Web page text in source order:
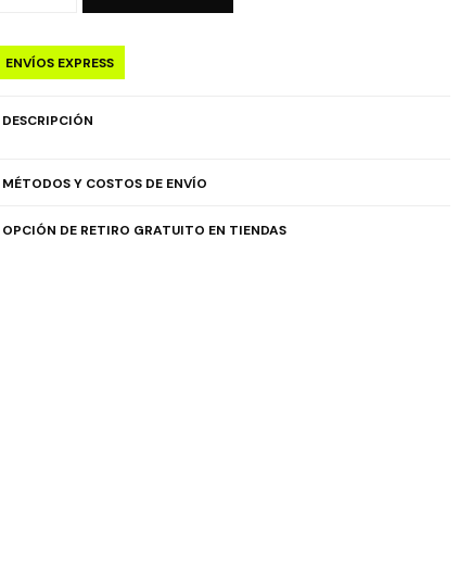
ENVÍOS EXPRESS
DESCRIPCIÓN
MÉTODOS Y COSTOS DE ENVÍO
OPCIÓN DE RETIRO GRATUITO EN TIENDAS